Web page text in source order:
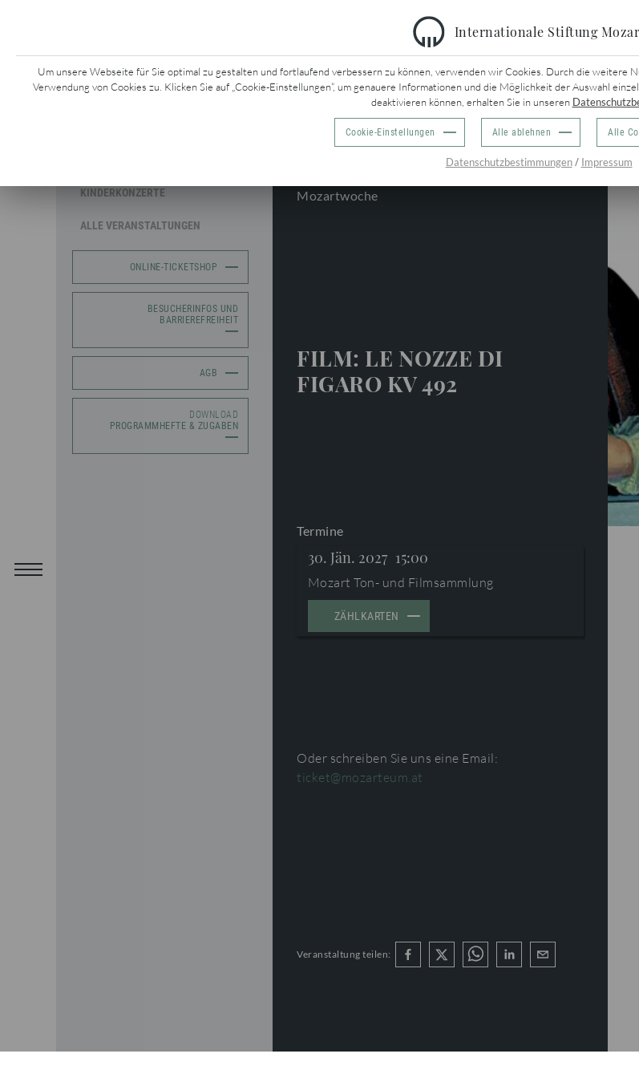
Internationale Stiftung
Um unsere Webseite für Sie optimal zu gestalten und fortlaufend verbessern zu können, verwenden wir Cookies. Durch die weitere
Verwendung von Cookies zu. Klicken Sie auf „Cookie-Einstellungen“, um genauere Informationen und die Möglichkeit der Auswahl
deaktivieren können, erhalten Sie in unseren
Cookie-Einstellungen Alle ablehnen Alle
Datenschutzbestimmungen/ Impressum
EVENTS
KINDERKONZERTE
ALLE VERANSTALTUNGEN
ONLINE-TICKETSHOP
BESUCHERINFOS UND
BARRIEREFREIHEIT
AGB
DOWNLOAD
PROGRAMMHEFTE & ZUGABEN
Mozartwoche
FILM: LE NOZZE DI
FIGARO KV 492
Termine
30. Jän. 2027 15:00
Mozart Ton- und Filmsammlung
ZÄHLKARTEN
Oder schreiben Sie uns eine Email:
ticket@mozarteum.at
Veranstaltung teilen: